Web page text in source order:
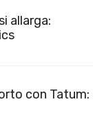
allarga:
con Tatum: